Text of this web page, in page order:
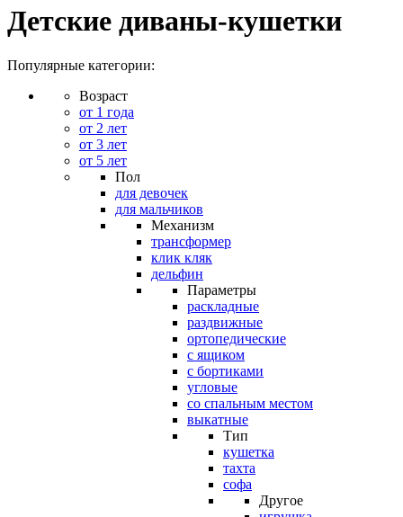
Детские диваны-кушетки
Популярные категории:
Возраст
от 1 года
от 2 лет
от 3 лет
от 5 лет
Пол
для девочек
для мальчиков
Механизм
трансформер
клик кляк
дельфин
Параметры
раскладные
раздвижные
ортопедические
с ящиком
с бортиками
угловые
со спальным местом
выкатные
Тип
кушетка
тахта
софа
Другое